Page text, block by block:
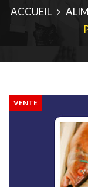
ACCUEIL
VENTE